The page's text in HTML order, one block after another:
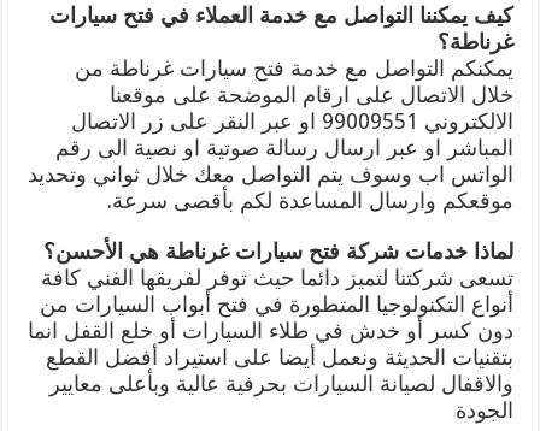
كيف يمكننا التواصل مع خدمة العملاء في فتح سيارات
غرناطة؟
يمكنكم التواصل مع خدمة فتح سيارات غرناطة من
خلال الاتصال على ارقام الموضحة على موقعنا
الالكتروني 99009551 او عبر النقر على زر الاتصال
المباشر او عبر ارسال رسالة صوتية او نصية الى رقم
الواتس اب وسوف يتم التواصل معك خلال ثواني وتحديد
موقعكم وارسال المساعدة لكم بأقصى سرعة.
لماذا خدمات شركة فتح سيارات غرناطة هي الأحسن؟
تسعى شركتنا لتميز دائما حيث توفر لفريقها الفني كافة
أنواع التكنولوجيا المتطورة في فتح أبواب السيارات من
دون كسر أو خدش في طلاء السيارات أو خلع القفل انما
بتقنيات الحديثة ونعمل أيضا على استيراد أفضل القطع
والاقفال لصيانة السيارات بحرفية عالية وبأعلى معايير
الجودة